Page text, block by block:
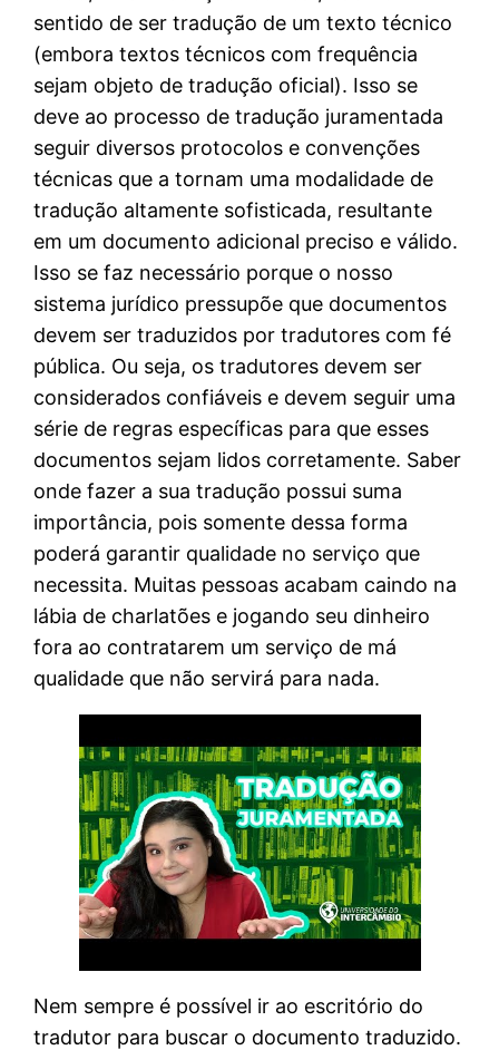
sentido de ser tradução de um texto técnico
(embora textos técnicos com frequência
sejam objeto de tradução oficial). Isso se
deve ao processo de tradução juramentada
seguir diversos protocolos e convenções
técnicas que a tornam uma modalidade de
tradução altamente sofisticada, resultante
em um documento adicional preciso e válido.
Isso se faz necessário porque o nosso
sistema jurídico pressupõe que documentos
devem ser traduzidos por tradutores com fé
pública. Ou seja, os tradutores devem ser
considerados confiáveis e devem seguir uma
série de regras específicas para que esses
documentos sejam lidos corretamente. Saber
onde fazer a sua tradução possui suma
importância, pois somente dessa forma
poderá garantir qualidade no serviço que
necessita. Muitas pessoas acabam caindo na
lábia de charlatões e jogando seu dinheiro
fora ao contratarem um serviço de má
qualidade que não servirá para nada.
Nem sempre é possível ir ao escritório do
tradutor para buscar o documento traduzido.